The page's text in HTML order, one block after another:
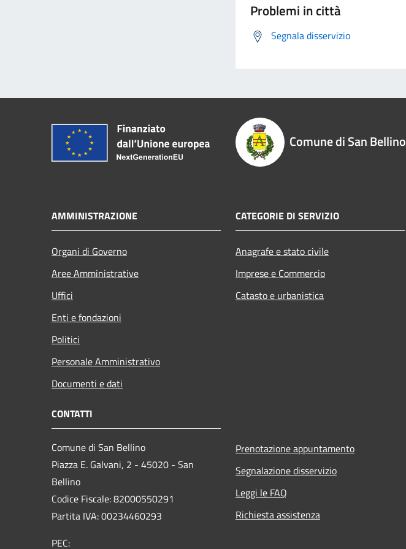
Problemi in città
Segnala disservizio
Comune di San Bellino
AMMINISTRAZIONE
Organi di Governo
Aree Amministrative
Uffici
Enti e fondazioni
Politici
Personale Amministrativo
Documenti e dati
CATEGORIE DI SERVIZIO
Anagrafe e stato civile
Imprese e Commercio
Catasto e urbanistica
CONTATTI
Comune di San Bellino
Piazza E. Galvani, 2 - 45020 - San
Bellino
Codice Fiscale: 82000550291
Partita IVA: 00234460293
PEC:
Prenotazione appuntamento
Segnalazione disservizio
Leggi le FAQ
Richiesta assistenza